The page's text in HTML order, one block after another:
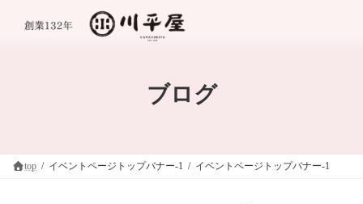
ブログ
top イベントページトップバナー-1 イベントページトップバナー-1